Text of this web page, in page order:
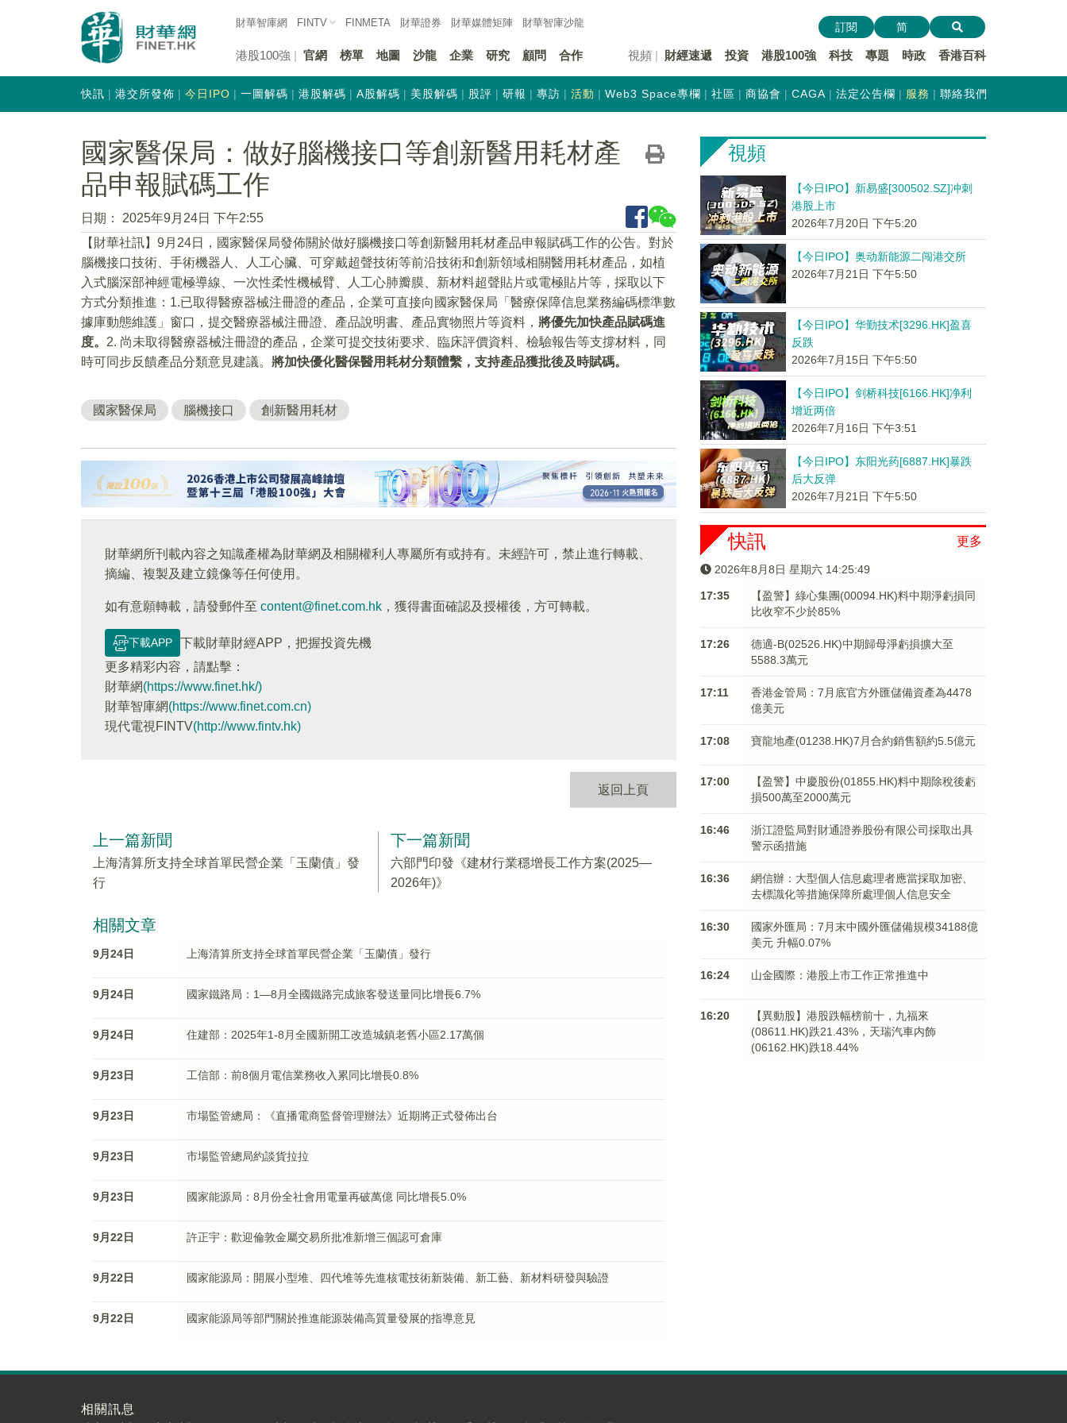
財華智庫網 FINTV FINMETA 財華證券 財華媒體矩陣 財華智庫沙龍
港股100強 官網 榜單 地圖 沙龍 企業 研究 顧問 合作 視頻 財經速遞 投資 港股100強 科技 專題 時政 香港百科
訂閱 简
快訊 港交所發佈 今日IPO 一圖解碼 港股解碼 A股解碼 美股解碼 股評 研報 專訪 活動 Web3 Space專欄 社區 商協會 CAGA 法定公告欄 服務 聯絡我們
國家醫保局：做好腦機接口等創新醫用耗材產
品申報賦碼工作
日期：
2025年9月24日 下午2:55
【財華社訊】9月24日，國家醫保局發佈關於做好腦機接口等創新醫用耗材產品申報賦碼工作的公告。對於
腦機接口技術、手術機器人、人工心臟、可穿戴超聲技術等前沿技術和創新領域相關醫用耗材產品，如植
入式腦深部神經電極導線、一次性柔性機械臂、人工心肺瓣膜、新材料超聲貼片或電極貼片等，採取以下
方式分類推進：1.已取得醫療器械注冊證的產品，企業可直接向國家醫保局「醫療保障信息業務編碼標準數
據庫動態維護」窗口，提交醫療器械注冊證、產品說明書、產品實物照片等資料， 將優先加快產品賦碼進
度。 2. 尚未取得醫療器械注冊證的產品，企業可提交技術要求、臨床評價資料、檢驗報告等支撐材料，同
時可同步反饋產品分類意見建議。 將加快優化醫保醫用耗材分類體繫，支持產品獲批後及時賦碼。
國家醫保局 腦機接口 創新醫用耗材
財華網所刊載內容之知識產權為財華網及相關權利人專屬所有或持有。未經許可，禁止進行轉載、
摘編、複製及建立鏡像等任何使用。
如有意願轉載，請發郵件至 content@finet.com.hk ，獲得書面確認及授權後，方可轉載。
下載APP
下載財華財經APP，把握投資先機
更多精彩内容，請點擊：
財華網(https://www.finet.hk/)
財華智庫網(https://www.finet.com.cn)
現代電視FINTV(http://www.fintv.hk)
返回上頁
上一篇新聞
上海清算所支持全球首單民營企業「玉蘭債」發
行
下一篇新聞
六部門印發《建材行業穩增長工作方案(2025—
2026年)》
相關文章
9月24日 上海清算所支持全球首單民營企業「玉蘭債」發行
9月24日 國家鐵路局：1—8月全國鐵路完成旅客發送量同比增長6.7%
9月24日 住建部：2025年1-8月全國新開工改造城鎮老舊小區2.17萬個
9月23日 工信部：前8個月電信業務收入累同比增長0.8%
9月23日 市場監管總局：《直播電商監督管理辦法》近期將正式發佈出台
9月23日 市場監管總局約談貨拉拉
9月23日 國家能源局：8月份全社會用電量再破萬億 同比增長5.0%
9月22日 許正宇：歡迎倫敦金屬交易所批准新增三個認可倉庫
9月22日 國家能源局：開展小型堆、四代堆等先進核電技術新裝備、新工藝、新材料研發與驗證
9月22日 國家能源局等部門關於推進能源裝備高質量發展的指導意見
視頻
【今日IPO】新易盛[300502.SZ]冲刺
港股上市
2026年7月20日 下午5:20
【今日IPO】奥动新能源二闯港交所
2026年7月21日 下午5:50
【今日IPO】华勤技术[3296.HK]盈喜
反跌
2026年7月15日 下午5:50
【今日IPO】剑桥科技[6166.HK]净利
增近两倍
2026年7月16日 下午3:51
【今日IPO】东阳光药[6887.HK]暴跌
后大反弹
2026年7月21日 下午5:50
更多
快訊
2026年8月8日 星期六 14:25:50
17:35
【盈警】綠心集團(00094.HK)料中期淨虧損同
比收窄不少於85%
17:26
德適-B(02526.HK)中期歸母淨虧損擴大至
5588.3萬元
17:11
香港金管局：7月底官方外匯儲備資產為4478
億美元
17:08 寶龍地產(01238.HK)7月合約銷售額約5.5億元
17:00
【盈警】中慶股份(01855.HK)料中期除稅後虧
損500萬至2000萬元
16:46
浙江證監局對財通證券股份有限公司採取出具
警示函措施
16:36
網信辦：大型個人信息處理者應當採取加密、
去標識化等措施保障所處理個人信息安全
16:30
國家外匯局：7月末中國外匯儲備規模34188億
美元 升幅0.07%
16:24 山金國際：港股上市工作正常推進中
16:20
【異動股】港股跌幅榜前十，九福來
(08611.HK)跌21.43%，天瑞汽車内飾
(06162.HK)跌18.44%
相關訊息